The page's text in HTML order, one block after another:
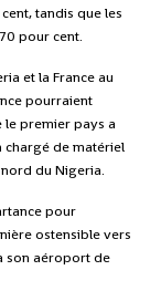
tandis que les
pour cent.
et la France au
pourraient
premier pays a
chargé de matériel
du Nigeria.
pour
ostensible vers
son aéroport de